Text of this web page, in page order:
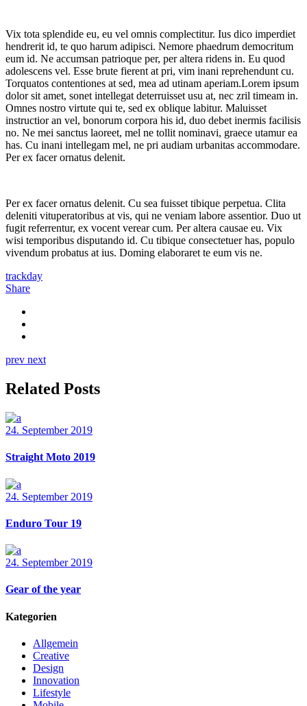
Vix tota splendide eu, eu vel omnis complectitur. Ius dico imperdiet
hendrerit id, te quo harum adipisci. Nemore phaedrum democritum
eum id. Ne accumsan patrioque per, per altera ridens in. Eu quod
adolescens vel. Esse brute fierent at pri, vim inani reprehendunt cu.
Torquatos contentiones at sed, mea ad utinam aperiam.Lorem ipsum
dolor sit amet, sonet intellegat deterruisset usu at, nec zril timeam in.
Omnes nostro virtute qui te, sed ex oblique labitur. Maluisset
instructior an vel, bonorum corpora his id, duo debet inermis facilisis
no. Ne mei sanctus laoreet, mel ne tollit nominavi, graece utamur ea
has. Cu inani intellegam mel, ne pri audiam urbanitas accommodare.
Per ex facer ornatus delenit.
Per ex facer ornatus delenit. Cu sea fuisset tibique perpetua. Clita
deleniti vituperatoribus at vis, qui ne veniam labore assentior. Duo ut
fugit referrentur, ex vocent verear cum. Per altera causae eu. Vix
wisi temporibus disputando id. Cu tibique consectetuer has, populo
vivendum probatus at ius. Doming elaboraret te eum vis ne.
trackday
Share
prev next
Related Posts
24. September 2019
Straight Moto 2019
24. September 2019
Enduro Tour 19
24. September 2019
Gear of the year
Kategorien
Allgemein
Creative
Design
Innovation
Lifestyle